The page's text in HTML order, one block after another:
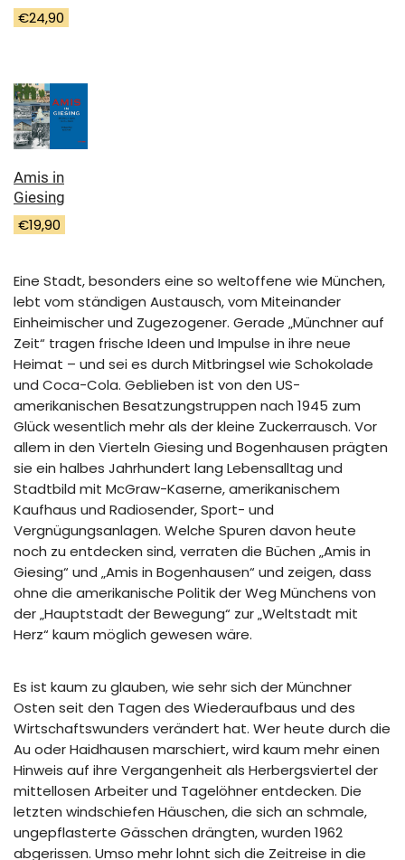
€24,90
Amis in
Giesing
€19,90
Eine Stadt, besonders eine so weltoffene wie München,
lebt vom ständigen Austausch, vom Miteinander
Einheimischer und Zugezogener. Gerade „Münchner auf
Zeit“ tragen frische Ideen und Impulse in ihre neue
Heimat – und sei es durch Mitbringsel wie Schokolade
und Coca-Cola. Geblieben ist von den US-
amerikanischen Besatzungstruppen nach 1945 zum
Glück wesentlich mehr als der kleine Zuckerrausch. Vor
allem in den Vierteln Giesing und Bogenhausen prägten
sie ein halbes Jahrhundert lang Lebensalltag und
Stadtbild mit McGraw-Kaserne, amerikanischem
Kaufhaus und Radiosender, Sport- und
Vergnügungsanlagen. Welche Spuren davon heute
noch zu entdecken sind, verraten die Büchen „Amis in
Giesing“ und „Amis in Bogenhausen“ und zeigen, dass
ohne die amerikanische Politik der Weg Münchens von
der „Hauptstadt der Bewegung“ zur „Weltstadt mit
Herz“ kaum möglich gewesen wäre.
Es ist kaum zu glauben, wie sehr sich der Münchner
Osten seit den Tagen des Wiederaufbaus und des
Wirtschaftswunders verändert hat. Wer heute durch die
Au oder Haidhausen marschiert, wird kaum mehr einen
Hinweis auf ihre Vergangenheit als Herbergsviertel der
mittellosen Arbeiter und Tagelöhner entdecken. Die
letzten windschiefen Häuschen, die sich an schmale,
ungepflasterte Gässchen drängten, wurden 1962
abgerissen. Umso mehr lohnt sich die Zeitreise in die